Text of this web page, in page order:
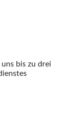
bis zu drei